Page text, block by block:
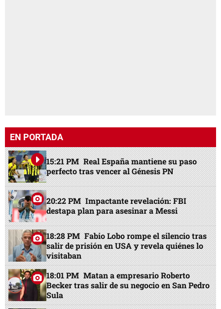
EN PORTADA
15:21 PM Real España mantiene su paso
perfecto tras vencer al Génesis PN
20:22 PM Impactante revelación: FBI
destapa plan para asesinar a Messi
18:28 PM Fabio Lobo rompe el silencio tras
salir de prisión en USA y revela quiénes lo
visitaban
18:01 PM Matan a empresario Roberto
Becker tras salir de su negocio en San Pedro
Sula